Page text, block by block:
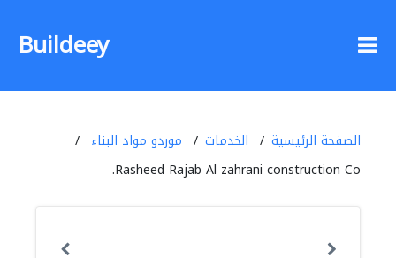
Buildeey
الصفحة الرئيسية الخدمات
موردو مواد البناء
Rasheed Rajab Al zahrani construction Co.